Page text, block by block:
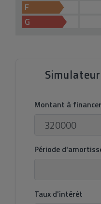
F
G
Montant à financer
Période
Taux d'intérêt